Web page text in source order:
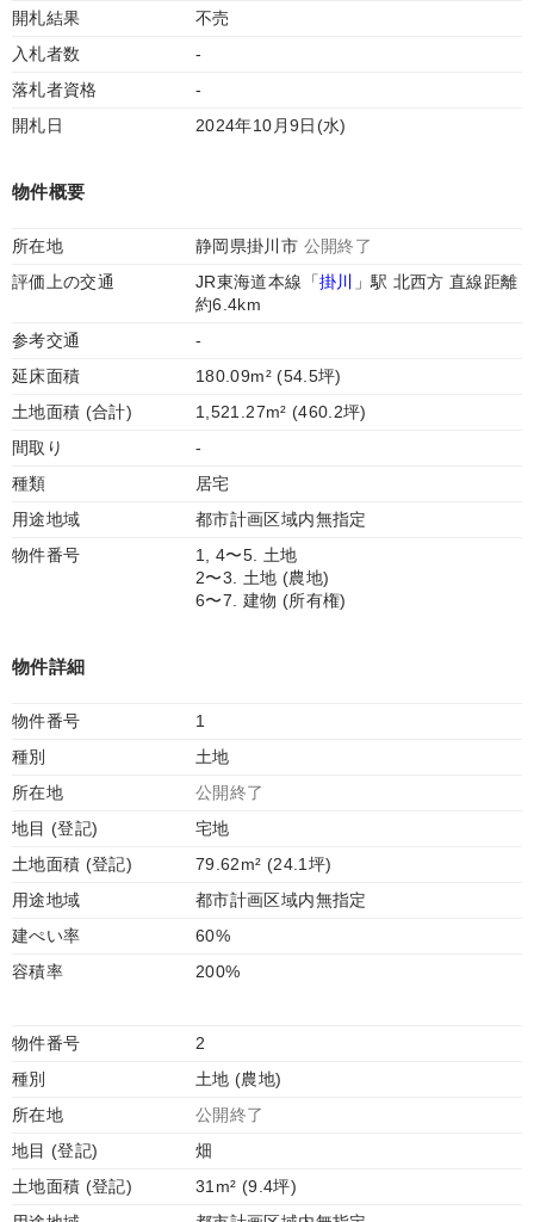
開札結果
不売
入札者数
-
落札者資格
-
開札日
2024年10月9日(水)
物件概要
所在地 静岡県掛川市 公開終了
評価上の交通
JR東海道本線「掛川
」駅 北西方 直線距離
約6.4km
参考交通
-
延床面積
180.09m² (54.5坪)
土地面積 (合計)
1,521.27m² (460.2坪)
間取り
-
種類
居宅
用途地域
都市計画区域内無指定
物件番号
1, 4〜5. 土地
2〜3. 土地 (農地)
6〜7. 建物 (所有権)
物件詳細
物件番号
1
種別
土地
所在地
公開終了
地目 (登記)
宅地
土地面積 (登記)
79.62m² (24.1坪)
用途地域
都市計画区域内無指定
建ぺい率
60%
容積率
200%
物件番号
2
種別
土地 (農地)
所在地
公開終了
地目 (登記)
畑
土地面積 (登記)
31m² (9.4坪)